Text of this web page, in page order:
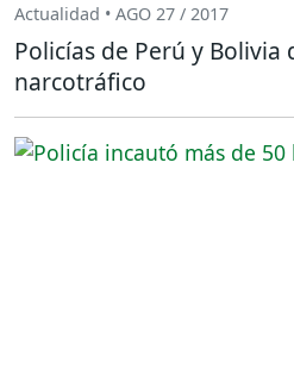
Actualidad • AGO 27 / 2017
Policías de Perú y
narcotráfico